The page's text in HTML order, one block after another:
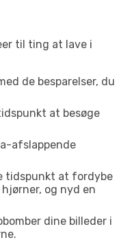
til ting at lave i
de besparelser, du
at besøge
afslappende
tidspunkt at fordybe
og nyd en
dine billeder i